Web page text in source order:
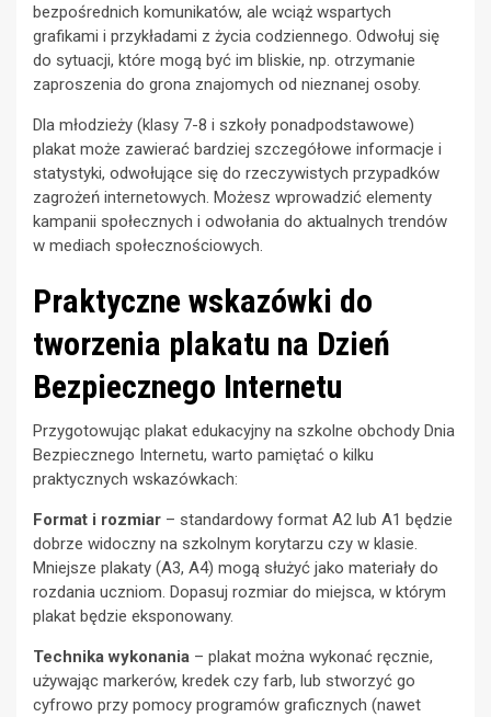
bezpośrednich komunikatów, ale wciąż wspartych
grafikami i przykładami z życia codziennego. Odwołuj się
do sytuacji, które mogą być im bliskie, np. otrzymanie
zaproszenia do grona znajomych od nieznanej osoby.
Dla młodzieży (klasy 7-8 i szkoły ponadpodstawowe)
plakat może zawierać bardziej szczegółowe informacje i
statystyki, odwołujące się do rzeczywistych przypadków
zagrożeń internetowych. Możesz wprowadzić elementy
kampanii społecznych i odwołania do aktualnych trendów
w mediach społecznościowych.
Praktyczne wskazówki do
tworzenia plakatu na Dzień
Bezpiecznego Internetu
Przygotowując plakat edukacyjny na szkolne obchody Dnia
Bezpiecznego Internetu, warto pamiętać o kilku
praktycznych wskazówkach:
Format i rozmiar – standardowy format A2 lub A1 będzie
dobrze widoczny na szkolnym korytarzu czy w klasie.
Mniejsze plakaty (A3, A4) mogą służyć jako materiały do
rozdania uczniom. Dopasuj rozmiar do miejsca, w którym
plakat będzie eksponowany.
Technika wykonania – plakat można wykonać ręcznie,
używając markerów, kredek czy farb, lub stworzyć go
cyfrowo przy pomocy programów graficznych (nawet